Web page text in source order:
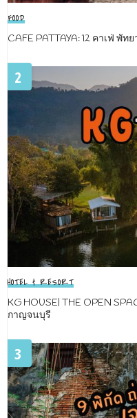
FOOD
CAFE PATTAYA: 12 คาเฟ่ พัท
2
HOTEL & RESORT
KG HOUSE| THE OPEN
กาญจนบุรี
3